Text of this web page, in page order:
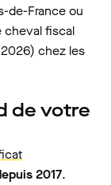
de-France ou
cheval fiscal
chez les
de votre
2017.